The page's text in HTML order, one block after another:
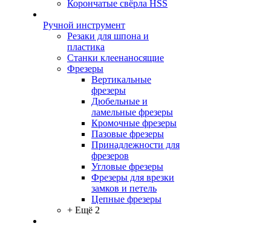
Корончатые свёрла HSS
Ручной инструмент
Резаки для шпона и
пластика
Станки клеенаносящие
Фрезеры
Вертикальные
фрезеры
Дюбельные и
ламельные фрезеры
Кромочные фрезеры
Пазовые фрезеры
Принадлежности для
фрезеров
Угловые фрезеры
Фрезеры для врезки
замков и петель
Цепные фрезеры
+ Ещё 2